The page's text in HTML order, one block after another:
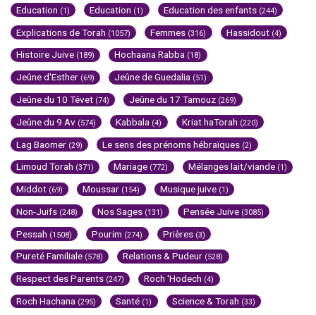
Education (1) Education (1) Education des enfants (244)
Explications de Torah (1057) Femmes (316) Hassidout (4)
Histoire Juive (189) Hochaana Rabba (18)
Jeûne d'Esther (69) Jeûne de Guedalia (51)
Jeûne du 10 Tévet (74) Jeûne du 17 Tamouz (269)
Jeûne du 9 Av (574) Kabbala (4) Kriat haTorah (220)
Lag Baomer (29) Le sens des prénoms hébraïques (2)
Limoud Torah (371) Mariage (772) Mélanges lait/viande (1)
Middot (69) Moussar (154) Musique juive (1)
Non-Juifs (248) Nos Sages (131) Pensée Juive (3085)
Pessah (1508) Pourim (274) Prières (3)
Pureté Familiale (578) Relations & Pudeur (528)
Respect des Parents (247) Roch 'Hodech (4)
Roch Hachana (295) Santé (1) Science & Torah (33)